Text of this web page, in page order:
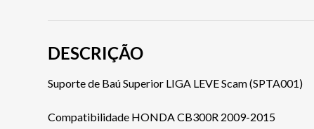
DESCRIÇÃO
Suporte de Baú Superior LIGA LEVE Scam (SPTA001)
Compatibilidade HONDA CB300R 2009-2015